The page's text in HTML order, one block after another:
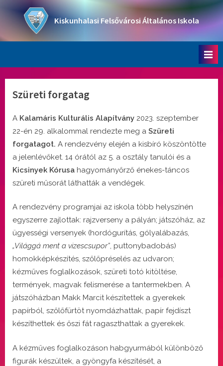
content
Kiskunhalasi Felsővárosi Általános Iskola
Szüreti forgatag
A Kalamáris Kulturális Alapítvány 2023. szeptember
22-én 29. alkalommal rendezte meg a Szüreti
forgatagot. A rendezvény elején a kisbíró köszöntötte
a jelenlévőket. 14 órától az 5. a osztály tanulói és a
Kicsinyek Kórusa hagyományőrző énekes-táncos
szüreti műsorát láthatták a vendégek.
A rendezvény programjai az iskola több helyszínén
egyszerre zajlottak: rajzverseny a pályán; játszóház, az
ügyességi versenyek (hordógurítás, gólyalábazás,
„Világgá ment a vizescsupor”, puttonybadobás)
homokképkészítés, szőlőpréselés az udvaron;
kézműves foglalkozások, szüreti totó kitöltése,
termények, magvak felismerése a tantermekben. A
játszóházban Makk Marcit készítettek a gyerekek
papírból, szőlőfürtöt nyomdázhattak, papír fejdíszt
készíthettek és őszi fát ragaszthattak a gyerekek.
A kézműves foglalkozáson habgyurmából különböző
figurák készültek, a gyöngyfa készítését, a